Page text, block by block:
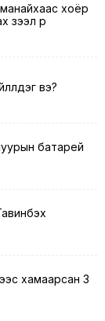
хоёр
рүү
вэ?
батарей
хамаарсан 3